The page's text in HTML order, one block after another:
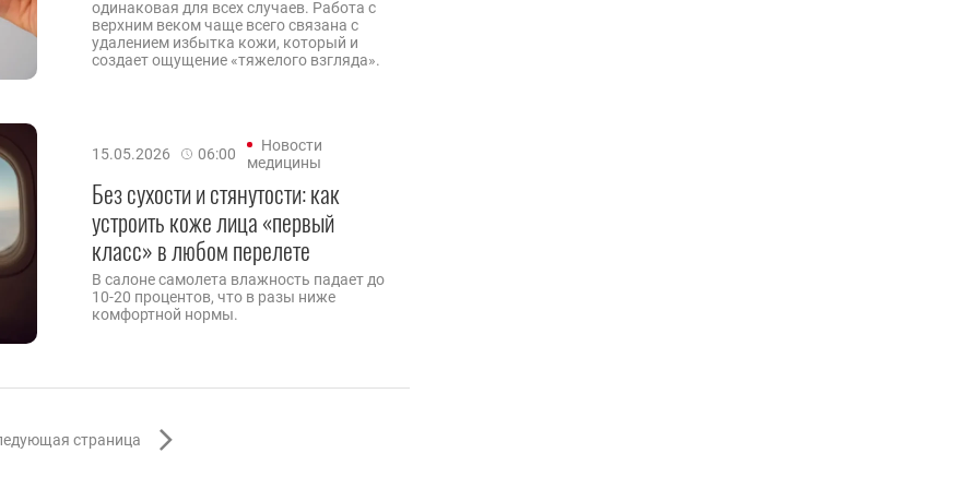
одинаковая для всех случаев. Работа с
верхним веком чаще всего связана с
удалением избытка кожи, который и
создает ощущение «тяжелого взгляда».
15.05.2026 06:00
Новости
медицины
Без сухости и стянутости: как
устроить коже лица «первый
класс» в любом перелете
В салоне самолета влажность падает до
10-20 процентов, что в разы ниже
комфортной нормы.
страница